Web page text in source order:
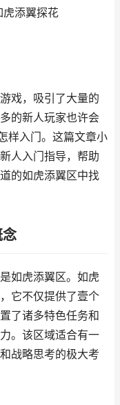
虎添翼探花
戏，吸引了大量的
的新人玩家也许会
样入门。这篇文章小
人入门指导，帮助
的如虎添翼区中找
如虎添翼区。如虎
它不仅提供了壹个
了诸多特色任务和
。该区域适合有一
战略思考的极大考